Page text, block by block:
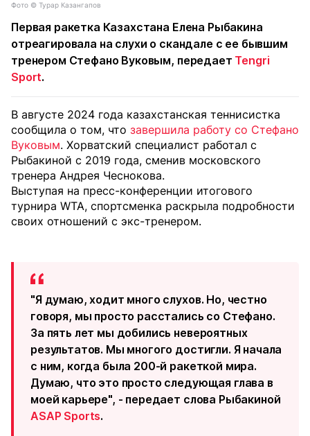
Фото ©️ Турар Казангапов
Первая ракетка Казахстана Елена Рыбакина
отреагировала на слухи о скандале с ее бывшим
тренером Стефано Вуковым, передает Tengri
Sport.
В августе 2024 года казахстанская теннисистка
сообщила о том, что завершила работу со Стефано
Вуковым. Хорватский специалист работал с
Рыбакиной с 2019 года, сменив московского
тренера Андрея Чеснокова.
Выступая на пресс-конференции итогового
турнира WTA, спортсменка раскрыла подробности
своих отношений с экс-тренером.
"Я думаю, ходит много слухов. Но, честно
говоря, мы просто расстались со Стефано.
За пять лет мы добились невероятных
результатов. Мы многого достигли. Я начала
с ним, когда была 200-й ракеткой мира.
Думаю, что это просто следующая глава в
моей карьере", - передает слова Рыбакиной
ASAP Sports.